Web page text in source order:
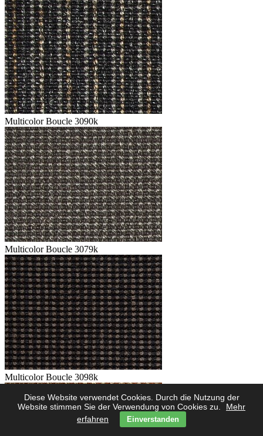
Diese Website verwendet Cookies. Durch die Nutzung der
Website stimmen Sie der Verwendung von Cookies zu.
Mehr
erfahren
Einverstanden
Multicolor Boucle 3090k
Multicolor Boucle 3079k
Multicolor Boucle 3098k